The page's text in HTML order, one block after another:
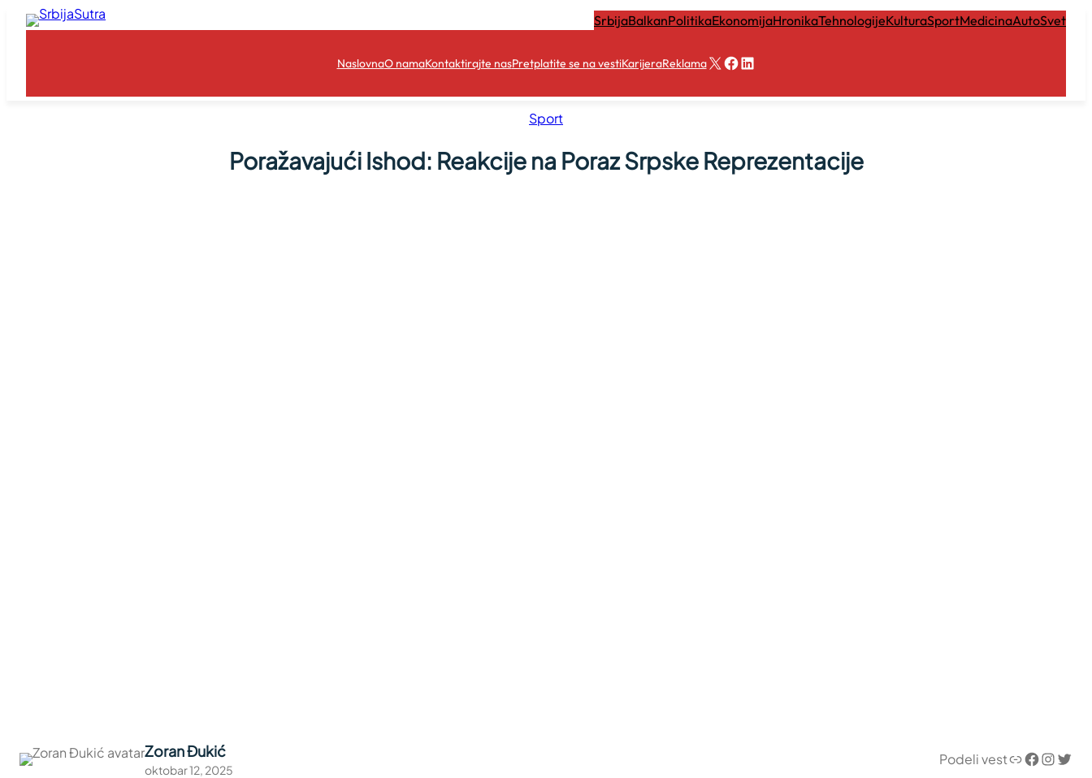
Skoči
SrbijaBalkanPolitikaEkonomijaHronikaTehnologijeKulturaSportMedicinaAutoSvet
NaslovnaO namaKontaktirajte nasPretplatite se na vestiKarijeraReklamaX Facebook
LinkedIn
Sport
Poražavajući Ishod: Reakcije na Poraz Srpske Reprezentacije
Zoran Đukić
oktobar 12, 2025
Podeli vestLink Facebook InstagramTwitter